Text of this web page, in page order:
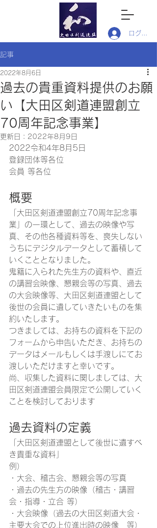
ログイン
記事
過去の貴重資料提供のお願
い【大田区剣道連盟創立
70周年記念事業】
2022年8月6日
更新日： 2022年8月9日
2022令和4年8月5日
登録団体等各位
会員 等各位
概要
「大田区剣道連盟創立70周年記念事
業」の一環として、過去の映像や写
真、その他各種資料等を、喪失しない
うちにデジタルデータとして蓄積して
いくこととなりました。
鬼籍に入られた先生方の資料や、直近
の講習会映像、懇親会等の写真、過去
の大会映像等、大田区剣道連盟として
後世の会員に遺していきたいものを集
約いたします。
つきましては、お持ちの資料を下記の
フォームから申告いただき、お持ちの
データはメールもしくは手渡しにてお
渡しいただけますと幸いです。
尚、収集した資料に関しましては、大
田区剣道連盟会員限定で公開していく
ことを検討しております
過去資料の定義
「大田区剣道連盟として後世に遺すべ
き貴重な資料」
例）
・大会、稽古会、懇親会等の写真
・過去の先生方の映像（稽古・講習
会・指導・立合 等）
・大会映像（過去の大田区剣道大会・
主要大会での上位進出時の映像　等）